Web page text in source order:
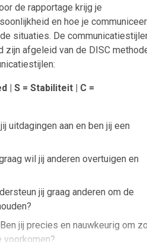
de rapportage krijg je
en hoe je
situaties. De
zijn afgeleid van de DISC
| S = Stabiliteit | C =
uitdagingen aan en ben jij een
wil jij anderen overtuigen en
jij graag anderen om de
jij precies en nauwkeurig om
voorkomen?